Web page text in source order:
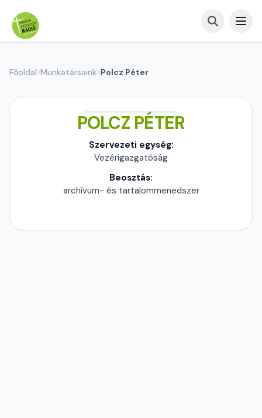
Főoldal Munkatársaink Polcz Péter
POLCZ PÉTER
Szervezeti egység:
Vezérigazgatóság
Beosztás:
archívum- és tartalommenedszer